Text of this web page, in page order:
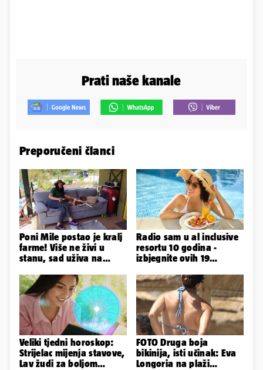
Prati naše kanale
Preporučeni članci
Poni Mile postao je kralj
farme! Više ne živi u
stanu, sad uživa na
Radio sam u al inclusive
resortu 10 godina -
izbjegnite ovih 19
odmor
Veliki tjedni horoskop:
Strijelac mijenja stavove,
Lav žudi za boljom
FOTO Druga boja
bikinija, isti učinak: Eva
Longoria na plaži